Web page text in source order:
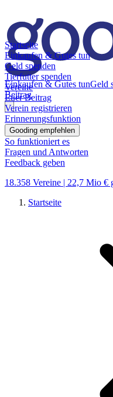
Einkaufen & Gutes tunGeld
Beitrag
Startseite
Einkaufen & Gutes tun
Geld spenden
Tierfutter spenden
Vereine
Euer Beitrag
Verein registrieren
Erinnerungsfunktion
Gooding empfehlen
So funktioniert es
Fragen und Antworten
Feedback geben
18.358 Vereine | 22,7 Mio €
Startseite